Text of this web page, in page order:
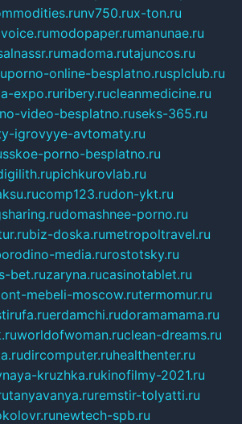
nv750.rux-ton.ru
modopaper.rumanunae.ru
madoma.rutajuncos.ru
porno-online-besplatno.rusplclub.ru
expo.ruribery.rucleanmedicine.ru
video-besplatno.ruseks-365.ru
igrovyye-avtomaty.ru
porno-besplatno.ru
pichkurovlab.ru
comp123.rudon-ykt.ru
domashnee-porno.ru
biz-doska.rumetropoltravel.ru
media.rurostotsky.ru
bet.ruzaryna.rucasinotablet.ru
mebeli-moscow.rutermomur.ru
erdamchi.rudoramamama.ru
worldofwoman.ruclean-dreams.ru
dircomputer.ruhealthenter.ru
kruzhka.rukinofilmy-2021.ru
tanyavanya.ruremstir-tolyatti.ru
newtech-spb.ru